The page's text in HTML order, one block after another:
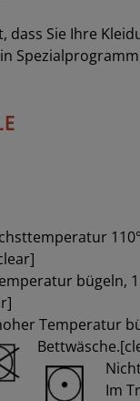
Sie Ihre
bügeln,
Temperatur
Im